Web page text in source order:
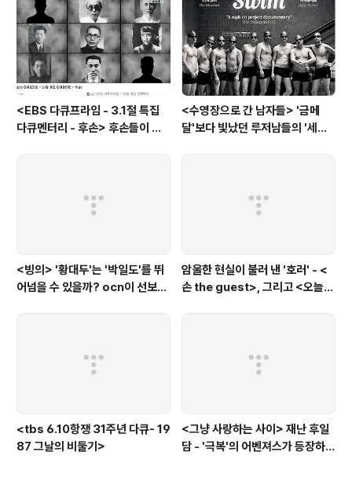
<EBS 다큐프라임 - 3.1절 특집
다큐멘터리 - 후손> 후손들이 말
<수영장으로 간 남자들> '금메
달'보다 빛났던 루저남들의 '세라
<빙의> '황대두'는 '박일도'를 뛰
어넘을 수 있을까? ocn이 선보인
암울한 현실이 불러 낸 '호러' - <
손 the guest>, 그리고 <오늘의
<tbs 6.10항쟁 31주년 다큐- 19
87 그날의 비둘기>
<그냥 사랑하는 사이> 재난 후일
담 - '극복'의 어벤져스가 등장하